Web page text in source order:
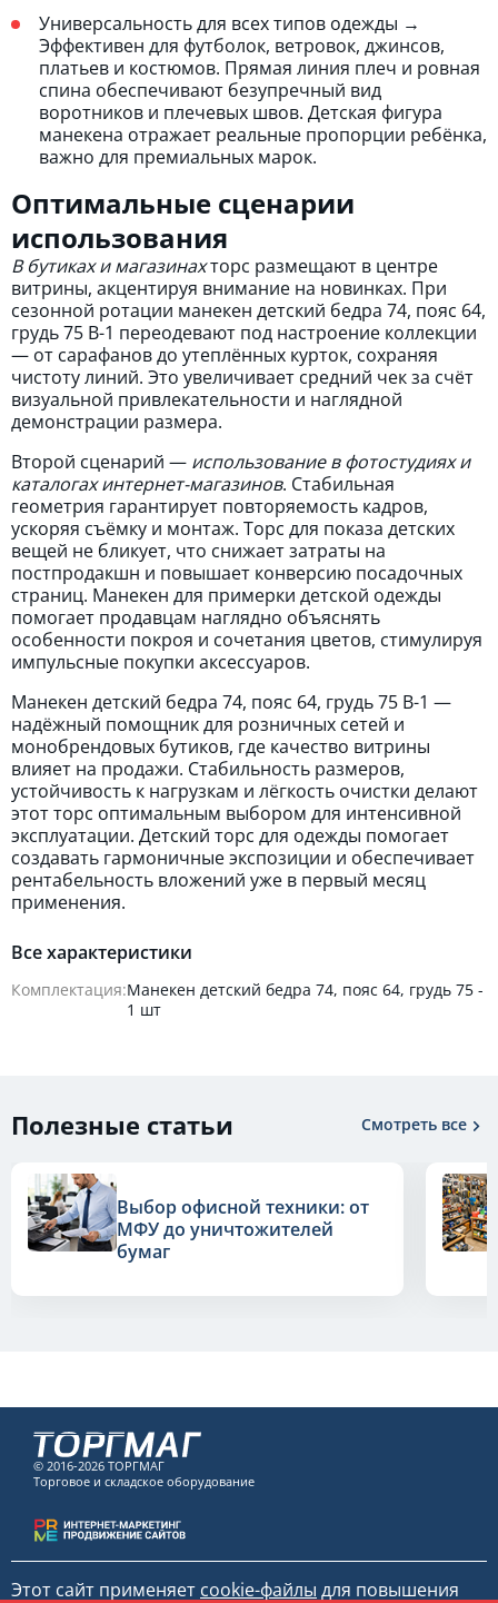
Универсальность для всех типов одежды →
Эффективен для футболок, ветровок, джинсов,
платьев и костюмов. Прямая линия плеч и ровная
спина обеспечивают безупречный вид
воротников и плечевых швов. Детская фигура
манекена отражает реальные пропорции ребёнка,
важно для премиальных марок.
Оптимальные сценарии
использования
В бутиках и магазинахторс размещают в центре
витрины, акцентируя внимание на новинках. При
сезонной ротации манекен детский бедра 74, пояс 64,
грудь 75 В-1 переодевают под настроение коллекции
— от сарафанов до утеплённых курток, сохраняя
чистоту линий. Это увеличивает средний чек за счёт
визуальной привлекательности и наглядной
демонстрации размера.
Второй сценарий — использование в фотостудиях и
каталогах интернет-магазинов. Стабильная
геометрия гарантирует повторяемость кадров,
ускоряя съёмку и монтаж. Торс для показа детских
вещей не бликует, что снижает затраты на
постпродакшн и повышает конверсию посадочных
страниц. Манекен для примерки детской одежды
помогает продавцам наглядно объяснять
особенности покроя и сочетания цветов, стимулируя
импульсные покупки аксессуаров.
Манекен детский бедра 74, пояс 64, грудь 75 В-1 —
надёжный помощник для розничных сетей и
монобрендовых бутиков, где качество витрины
влияет на продажи. Стабильность размеров,
устойчивость к нагрузкам и лёгкость очистки делают
этот торс оптимальным выбором для интенсивной
эксплуатации. Детский торс для одежды помогает
создавать гармоничные экспозиции и обеспечивает
рентабельность вложений уже в первый месяц
применения.
Все характеристики
Комплектация:Манекен детский бедра 74, пояс 64, грудь 75 -
1 шт
Полезные статьи Смотреть все
Выбор офисной техники: от
МФУ до уничтожителей
бумаг
© 2016-2026 ТОРГМАГ
Торговое и складское оборудование
Этот сайт применяет cookie-файлы для повышения